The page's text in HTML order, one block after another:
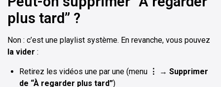
plus tard” ?
Non : c’est une playlist système. En revanche, vous pouvez
la vider :
Retirez les vidéos une par une (menu ⋮ → Supprimer
de “À regarder plus tard”)